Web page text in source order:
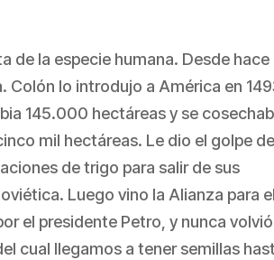
de la especie humana. Desde hace
lo introdujo a América en
145.000 hectáreas y se
mil hectáreas. Le dio el golpe de
de trigo para salir de sus
Luego vino la Alianza para el
el presidente Petro, y nunca
cual llegamos a tener semillas